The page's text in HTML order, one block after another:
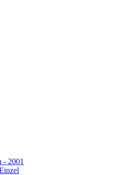
- 2001